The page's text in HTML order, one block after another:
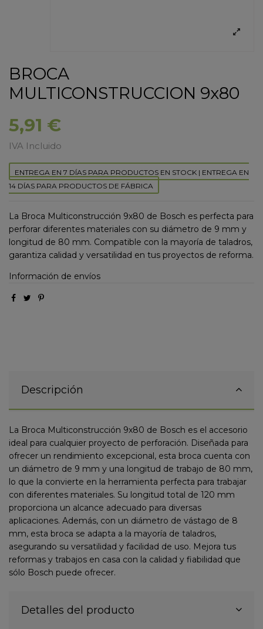
BROCA
MULTICONSTRUCCION 9x80
5,91 €
IVA Incluido
ENTREGA EN 7 DÍAS PARA PRODUCTOS EN STOCK | ENTREGA EN
14 DÍAS PARA PRODUCTOS DE FÁBRICA
La Broca Multiconstrucción 9x80 de Bosch es perfecta para
perforar diferentes materiales con su diámetro de 9 mm y
longitud de 80 mm. Compatible con la mayoría de taladros,
garantiza calidad y versatilidad en tus proyectos de reforma.
Información de envíos
Descripción
La Broca Multiconstrucción 9x80 de Bosch es el accesorio
ideal para cualquier proyecto de perforación. Diseñada para
ofrecer un rendimiento excepcional, esta broca cuenta con
un diámetro de 9 mm y una longitud de trabajo de 80 mm,
lo que la convierte en la herramienta perfecta para trabajar
con diferentes materiales. Su longitud total de 120 mm
proporciona un alcance adecuado para diversas
aplicaciones. Además, con un diámetro de vástago de 8
mm, esta broca se adapta a la mayoría de taladros,
asegurando su versatilidad y facilidad de uso. Mejora tus
reformas y trabajos en casa con la calidad y fiabilidad que
sólo Bosch puede ofrecer.
Detalles del producto